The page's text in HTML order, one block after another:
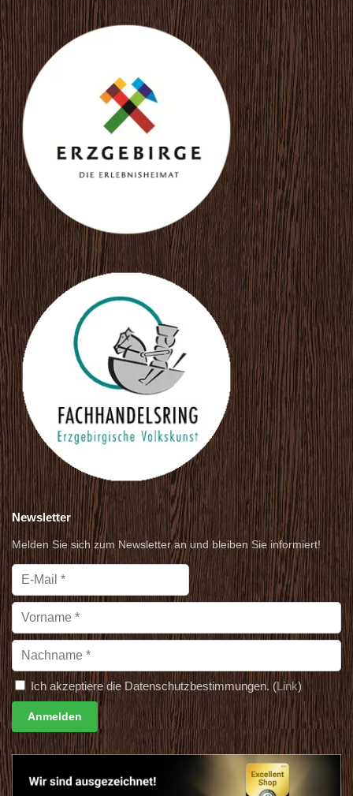
Newsletter
Melden Sie sich zum Newsletter an und bleiben Sie informiert!
Ich akzeptiere die Datenschutzbestimmungen. (Link)